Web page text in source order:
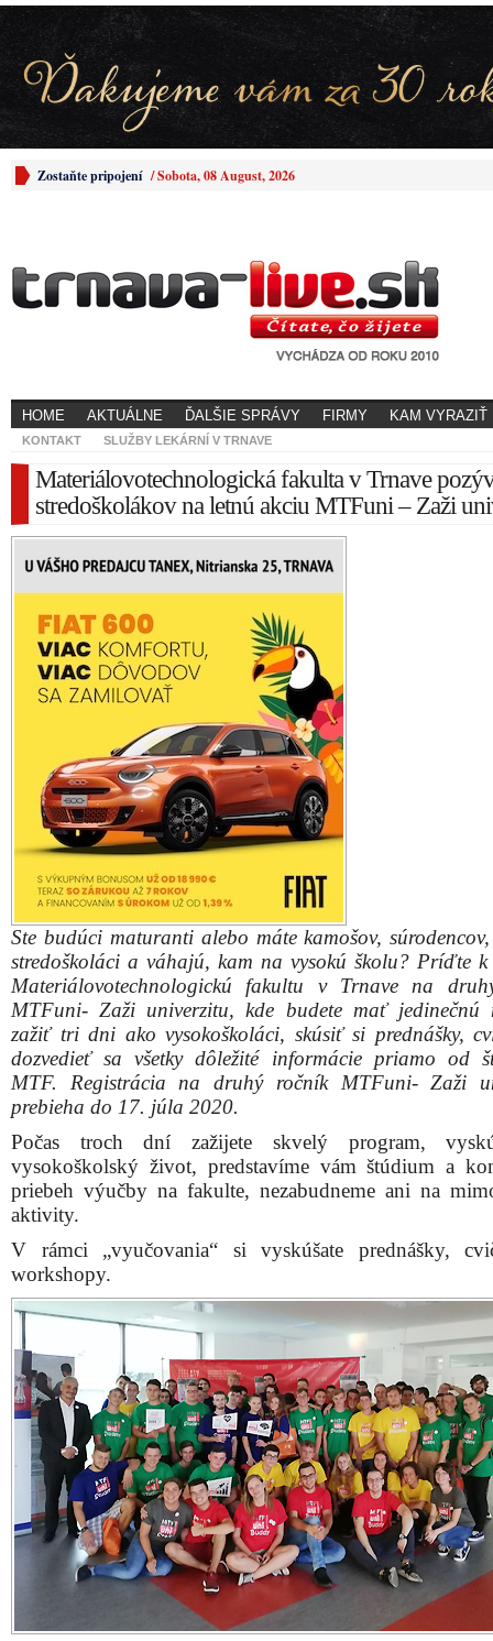
Zostaňte pripojení /Sobota, 08 August, 2026
HOME AKTUÁLNE ĎALŠIE SPRÁVY FIRMY KAM VYRAZIŤ
KONTAKT SLUŽBY LEKÁRNÍ V TRNAVE
Materiálovotechnologická fakulta v Trnave
stredoškolákov na letnú akciu MTFuni – Zaži
Ste budúci maturanti alebo máte kamošov,
stredoškoláci a váhajú, kam na vysokú školu? Príďte
Materiálovotechnologickú fakultu v Trnave na
MTFuni- Zaži univerzitu, kde budete mať jedinečnú
zažiť tri dni ako vysokoškoláci, skúsiť si prednášky,
dozvedieť sa všetky dôležité informácie priamo od
MTF. Registrácia na druhý ročník MTFuni- Zaži
prebieha do 17. júla 2020.
Počas troch dní zažijete skvelý program,
vysokoškolský život, predstavíme vám štúdium a
priebeh výučby na fakulte, nezabudneme ani na
aktivity.
V rámci „vyučovania“ si vyskúšate prednášky,
workshopy.